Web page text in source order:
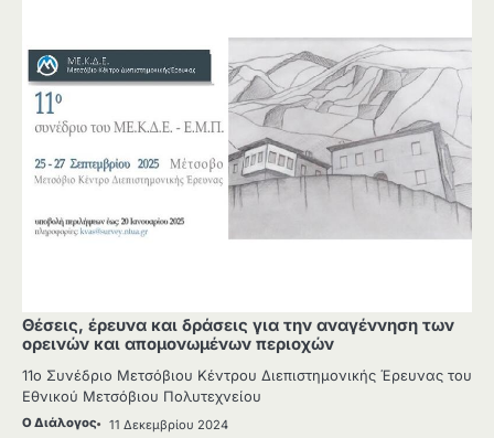
Θέσεις, έρευνα και δράσεις για την αναγέννηση των
ορεινών και απομονωμένων περιοχών
11o Συνέδριο Μετσόβιου Κέντρου Διεπιστημονικής Έρευνας του
Εθνικού Μετσόβιου Πολυτεχνείου
Ο Διάλογος 11 Δεκεμβρίου 2024